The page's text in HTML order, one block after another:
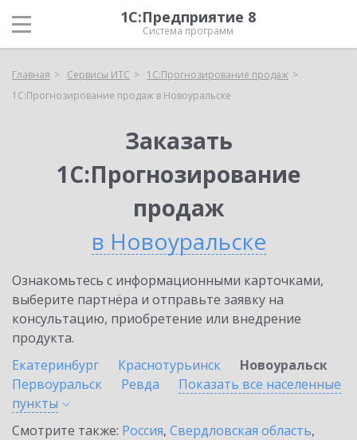
1С:Предприятие 8
Система программ
Главная Сервисы ИТС
1С:Прогнозирование продаж
1С:Прогнозирование продаж в Новоуральске
Заказать
1С:Прогнозирование
продаж
в Новоуральске
Ознакомьтесь с информационными карточками,
выберите партнёра и отправьте заявку на
консультацию, приобретение или внедрение
продукта.
Екатеринбург
Краснотурьинск
Новоуральск
Первоуральск
Ревда
Показать все населенные
пункты
Смотрите также: Россия, Свердловская область,